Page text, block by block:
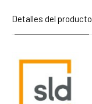
Detalles del producto